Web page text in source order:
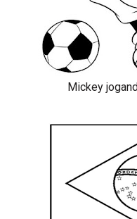
Mickey